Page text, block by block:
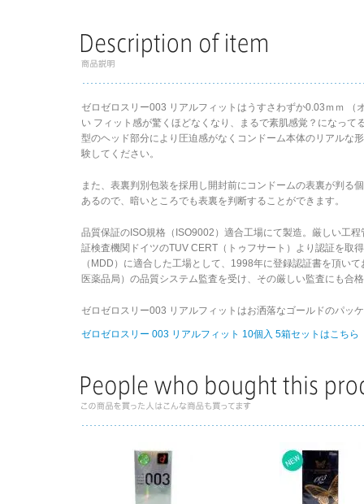
ゼロゼロスリー003 リアルフィットはうすさわずか0.03ｍｍ
い フィット感が驚くほどなくなり、まるで素肌感覚？になっ
型のヘッド部分により圧迫感がなくコンドーム本体のリアルな
験してください。
また、表裏判別包装を採用し開封前にコンドームの表裏が判る
あるので、暗いところでも表裏を判断することができます。
品質保証のISO規格（ISO9002）適合工場にて製造。厳しい工
証検査機関ドイツのTUV CERT（トゥフサート）より認証を取
（MDD）に適合した工場として、1998年に登録認証書を頂
医薬品局）の品質システム監査を受け、その厳しい監査にも合
ゼロゼロスリー003 リアルフィットはお洒落なゴールドのパッ
ゼロゼロスリー 003 リアルフィット 10個入 5箱セットはこちら